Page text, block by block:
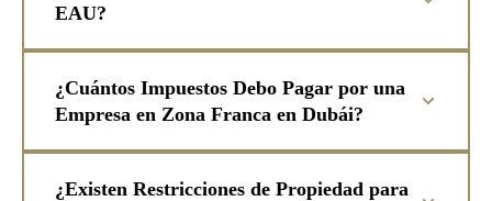
EAU?
¿Cuántos Impuestos Debo Pagar por una
Empresa en Zona Franca en Dubái?
¿Existen Restricciones de Propiedad para